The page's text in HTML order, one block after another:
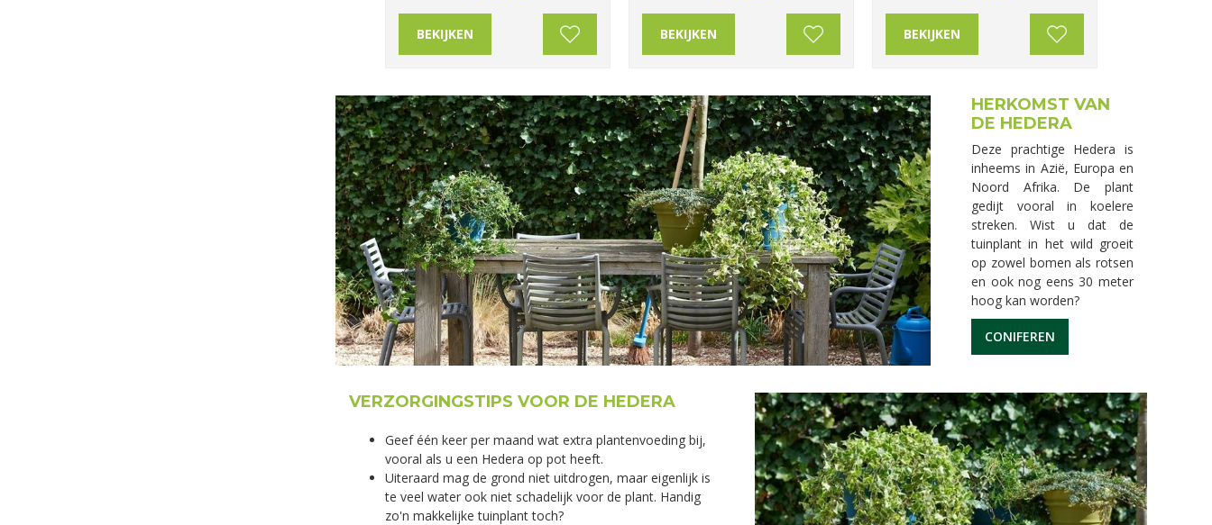
BEKIJKEN BEKIJKEN BEKIJKEN
HERKOMST VAN
DE HEDERA
Deze prachtige Hedera is
inheems in Azië, Europa en
Noord Afrika. De plant
gedijt vooral in koelere
streken. Wist u dat de
tuinplant in het wild groeit
op zowel bomen als rotsen
en ook nog eens 30 meter
hoog kan worden?
CONIFEREN
VERZORGINGSTIPS VOOR DE HEDERA
Geef één keer per maand wat extra plantenvoeding bij,
vooral als u een Hedera op pot heeft.
Uiteraard mag de grond niet uitdrogen, maar eigenlijk is
te veel water ook niet schadelijk voor de plant. Handig
zo'n makkelijke tuinplant toch?